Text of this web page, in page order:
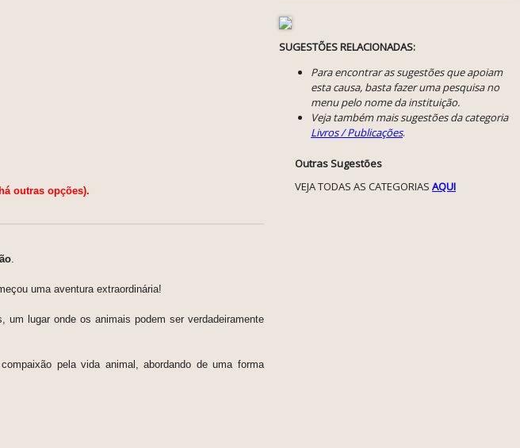
outras opções).
uma aventura extraordinária!
lugar onde os animais podem ser verdadeiramente
pela vida animal, abordando de uma forma
SUGESTÕES RELACIONADAS:
Para encontrar as sugestões que apoiam
esta causa, basta fazer uma pesquisa no
menu pelo nome da instituição.
Veja também mais sugestões da categoria
Livros / Publicações.
Outras Sugestões
VEJA TODAS AS CATEGORIAS AQUI